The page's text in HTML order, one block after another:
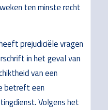
ten minste recht
prejudiciële vragen
in het geval van
van een
betreft een
Volgens het